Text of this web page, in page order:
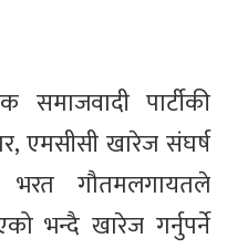
समाजवादी पार्टीकी
एमसीसी खारेज संघर्ष
भरत गौतमलगायतले
भन्दै खारेज गर्नुपर्ने